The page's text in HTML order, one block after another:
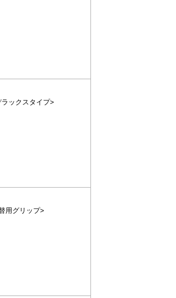
ックスタイプ>
用グリップ>